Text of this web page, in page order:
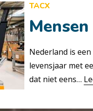
TACX
Nederland is
levensjaar met
dat niet eens…